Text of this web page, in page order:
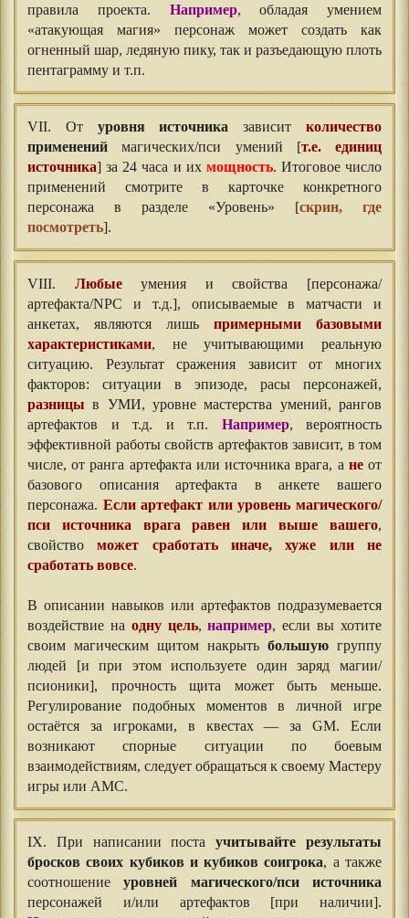
правила проекта. Например, обладая умением
«атакующая магия» персонаж может создать как
огненный шар, ледяную пику, так и разъедающую плоть
пентаграмму и т.п.
VII. От уровня источника зависитколичество
применений магических/пси умений [т.е. единиц
источника] за 24 часа и их мощность. Итоговое число
применений смотрите в карточке конкретного
персонажа в разделе «Уровень» [скрин, где
посмотреть].
VIII. Любыеумения и свойства [персонажа/
артефакта/NPC и т.д.], описываемые в матчасти и
анкетах, являются лишь примерными базовыми
характеристиками, не учитывающими реальную
ситуацию. Результат сражения зависит от многих
факторов: ситуации в эпизоде, расы персонажей,
разницы в УМИ, уровне мастерства умений, рангов
артефактов и т.д. и т.п. Например, вероятность
эффективной работы свойств артефактов зависит, в том
числе, от ранга артефакта или источника врага, а неот
базового описания артефакта в анкете вашего
персонажа. Если артефакт или уровень магического/
пси источника врага равен или выше вашего,
свойствоможет сработать иначе, хуже или не
сработать вовсе.
В описании навыков или артефактов подразумевается
воздействие на одну цель,например, если вы хотите
своим магическим щитом накрыть большую группу
людей [и при этом используете один заряд магии/
псионики], прочность щита может быть меньше.
Регулирование подобных моментов в личной игре
остаётся за игроками, в квестах — за GM. Если
возникают спорные ситуации по боевым
взаимодействиям, следует обращаться к своему Мастеру
игры или АМС.
IX. При написании постаучитывайте результаты
бросков своих кубиков и кубиков соигрока, а также
соотношениеуровней магического/пси источника
персонажей и/или артефактов [при наличии].